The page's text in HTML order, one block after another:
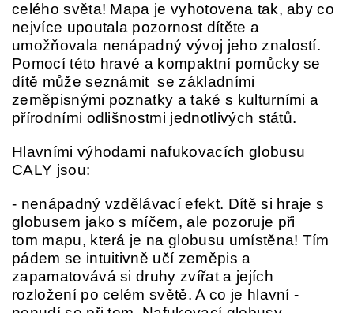
celého světa! Mapa je vyhotovena tak, aby co
nejvíce upoutala pozornost dítěte a
umožňovala nenápadný vývoj jeho znalostí.
Pomocí této hravé a kompaktní pomůcky se
dítě může seznámit se základními
zeměpisnými poznatky a také s kulturními a
přírodními odlišnostmi jednotlivých států.
Hlavními výhodami nafukovacích globusu
CALY jsou:
- nenápadný vzdělávací efekt. Dítě si hraje s
globusem jako s míčem, ale pozoruje při
tom mapu, která je na globusu umístěna! Tím
pádem se intuitivně učí zeměpis a
zapamatovává si druhy zvířat a jejích
rozložení po celém světě. A co je hlavní -